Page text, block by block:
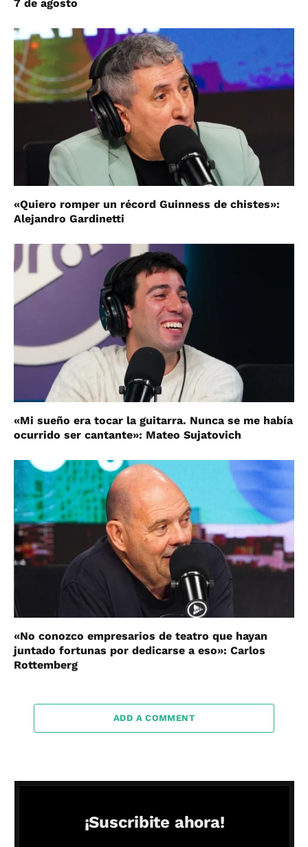
7 de agosto
«Quiero romper un récord Guinness de chistes»:
Alejandro Gardinetti
«Mi sueño era tocar la guitarra. Nunca se me había
ocurrido ser cantante»: Mateo Sujatovich
«No conozco empresarios de teatro que hayan
juntado fortunas por dedicarse a eso»: Carlos
Rottemberg
ADD A COMMENT
¡Suscribite ahora!